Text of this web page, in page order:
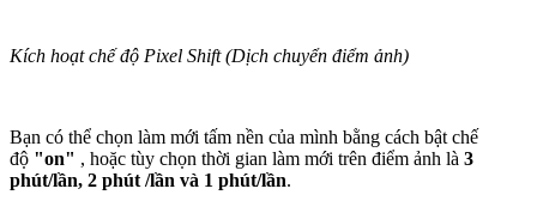
Kích hoạt chế độ Pixel Shift (Dịch chuyển điểm ảnh)
Bạn có thể chọn làm mới tấm nền của mình bằng cách bật chế
độ "on" , hoặc tùy chọn thời gian làm mới trên điểm ảnh là 3
phút/lần, 2 phút /lần và 1 phút/lần.